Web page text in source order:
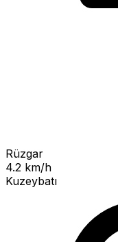
Rüzgar
4.2 km/h
Kuzeybatı